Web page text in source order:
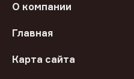
О компании
Главная
Карта сайта